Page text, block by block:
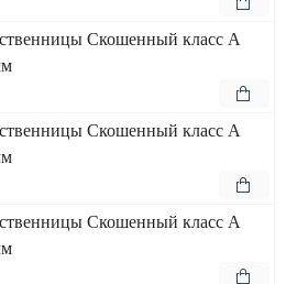
Скошенный класс А
Скошенный класс А
Скошенный класс А